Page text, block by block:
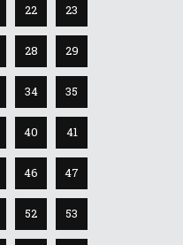
22 23
28 29
34 35
40 41
46 47
52 53